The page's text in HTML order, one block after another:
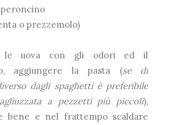
o prezzemolo)
le uova con gli odori ed il
aggiungere la pasta (se di
dagli spaghetti è preferibile
a pezzetti più piccoli),
bene e nel frattempo scaldare